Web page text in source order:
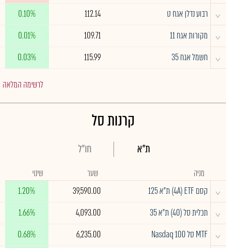
^ רבוע נדלן אגח ט 112.14
0.10%
^ מקורות אגח 11 109.71
0.01%
^ חשמל אגח 35 115.99
0.03%
לרשימה המלאה
קרנות סל
ת"א חו"ל
מניה שער שינוי
^ קסם 4A) ETF) ת"א 125 39,590.00
1.20%
^ תכלית סל (40) ת"א 35 4,093.00
1.66%
^ MTF סל Nasdaq 100 6,235.00
0.68%